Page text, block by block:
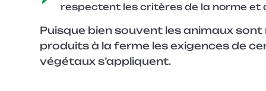
respectent les critères de la norme et
Puisque bien souvent les animaux
produits à la ferme les exigences de
végétaux s’appliquent.